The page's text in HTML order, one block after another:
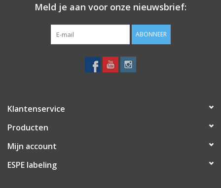
Etiketten zitten standaard met smalle gedeelte aan rechterzijde
Wilt u extra informatie,info@espe-labeling.nl/ tel: (+31)-(0)40-
Meld je aan voor onze nieuwsbrief:
ABONNEER
Klantenservice
Producten
Mijn account
ESPE labeling